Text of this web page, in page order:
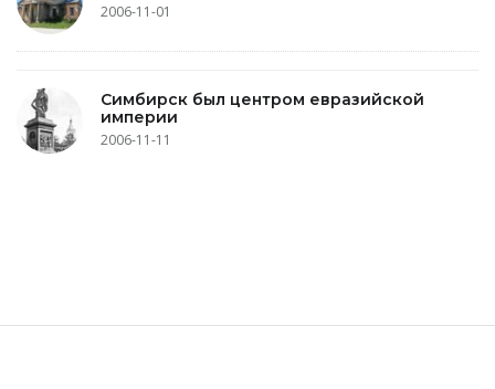
2006-11-01
Симбирск был центром евразийской
империи
2006-11-11